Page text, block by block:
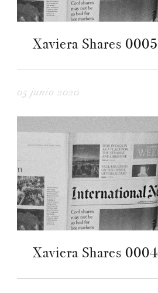
Xaviera Shares 0005
05 junio 2020
Xaviera Shares 0004